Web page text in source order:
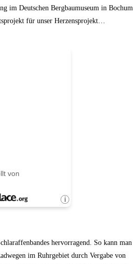
im Deutschen Bergbaumuseum in Bochum
für unser Herzensprojekt…
hervorragend. So kann man
im Ruhrgebiet durch Vergabe von